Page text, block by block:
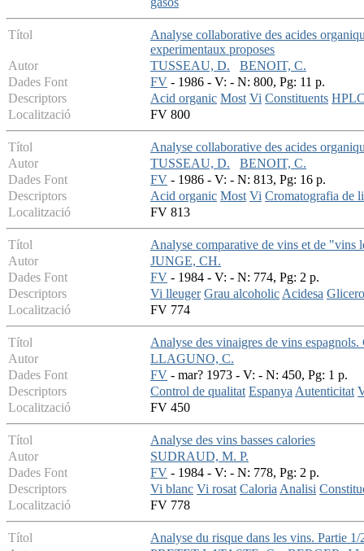
Títol
Analyse collaborative des acides
experimentaux proposes
Autor
TUSSEAU, D.
BENOIT, C.
Dades Font
FV - 1986 - V: - N: 800, Pg: 11 p.
Descriptors
Acid organic Most Vi Constituents
Localització
FV 800
Títol
Analyse collaborative des acides
Autor
TUSSEAU, D.
BENOIT, C.
Dades Font
FV - 1986 - V: - N: 813, Pg: 16 p.
Descriptors
Acid organic Most Vi Cromatografia de
Localització
FV 813
Títol
Analyse comparative de vins et de "vins
Autor
JUNGE, CH.
Dades Font
FV - 1984 - V: - N: 774, Pg: 2 p.
Descriptors
Vi lleuger Grau alcoholicAcidesa
Localització
FV 774
Títol
Analyse des vinaigres de vins
Autor
LLAGUNO, C.
Dades Font
FV - mar? 1973 - V: - N: 450, Pg: 1 p.
Descriptors
Control de qualitat EspanyaAutenticitat
Localització
FV 450
Títol
Analyse des vins basses calories
Autor
SUDRAUD, M. P.
Dades Font
FV - 1984 - V: - N: 778, Pg: 2 p.
Descriptors
Vi blanc Vi rosat CaloriaAnalisi
Localització
FV 778
Títol
Analyse du risque dans les vins. Partie